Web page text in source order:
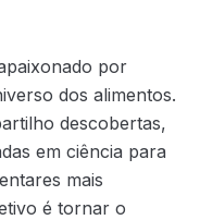
por
dos alimentos.
descobertas,
em ciência para
mais
é tornar o